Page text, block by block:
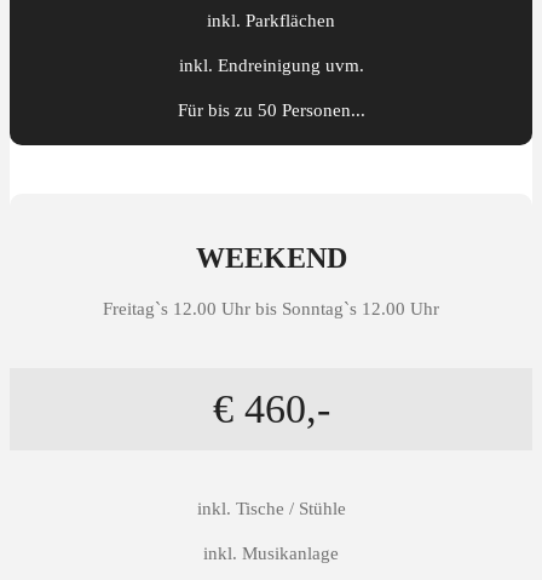
inkl. Parkflächen
inkl. Endreinigung uvm.
Für bis zu 50 Personen...
WEEKEND
Freitag`s 12.00 Uhr bis Sonntag`s 12.00 Uhr
€ 460,-
inkl. Tische / Stühle
inkl. Musikanlage